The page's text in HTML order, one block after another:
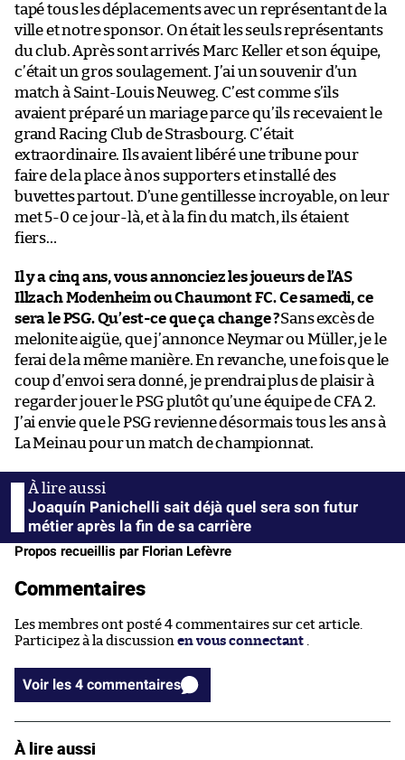
tapé tous les déplacements avec un représentant de la
ville et notre sponsor. On était les seuls représentants
du club. Après sont arrivés Marc Keller et son équipe,
c’était un gros soulagement. J’ai un souvenir d’un
match à Saint-Louis Neuweg. C’est comme s’ils
avaient préparé un mariage parce qu’ils recevaient le
grand Racing Club de Strasbourg. C’était
extraordinaire. Ils avaient libéré une tribune pour
faire de la place à nos supporters et installé des
buvettes partout. D’une gentillesse incroyable, on leur
met 5-0 ce jour-là, et à la fin du match, ils étaient
fiers…
Il y a cinq ans, vous annonciez les joueurs de l’AS
Illzach Modenheim ou Chaumont FC. Ce samedi, ce
sera le PSG. Qu’est-ce que ça change ?Sans excès de
melonite aigüe, que j’annonce Neymar ou Müller, je le
ferai de la même manière. En revanche, une fois que le
coup d’envoi sera donné, je prendrai plus de plaisir à
regarder jouer le PSG plutôt qu’une équipe de CFA 2.
J’ai envie que le PSG revienne désormais tous les ans à
La Meinau pour un match de championnat.
Joaquín Panichelli sait déjà quel sera son futur
métier après la fin de sa carrière
Propos recueillis par Florian Lefèvre
Commentaires
Les membres ont posté 4 commentaires sur cet article.
Participez à la discussion en vous connectant
Voir les 4 commentaires
À lire aussi